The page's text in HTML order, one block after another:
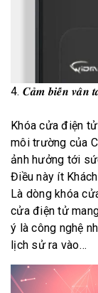
4. 𝑪𝒂̉𝒎 𝒃𝒊𝒆̂́𝒏 𝒗𝒂̂𝒏
Khóa cửa điện
môi trường của
ảnh hưởng tới
Điều này ít
Là dòng khóa
cửa điện tử
ý là công nghệ
lịch sử ra vào…